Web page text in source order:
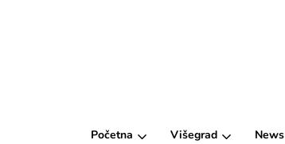
Početna Višegrad News